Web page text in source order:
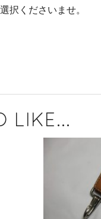
択くださいませ。
LIKE...